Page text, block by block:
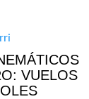
VUELOS